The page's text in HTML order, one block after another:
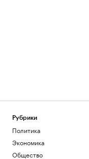
Рубрики
Политика
Экономика
Общество